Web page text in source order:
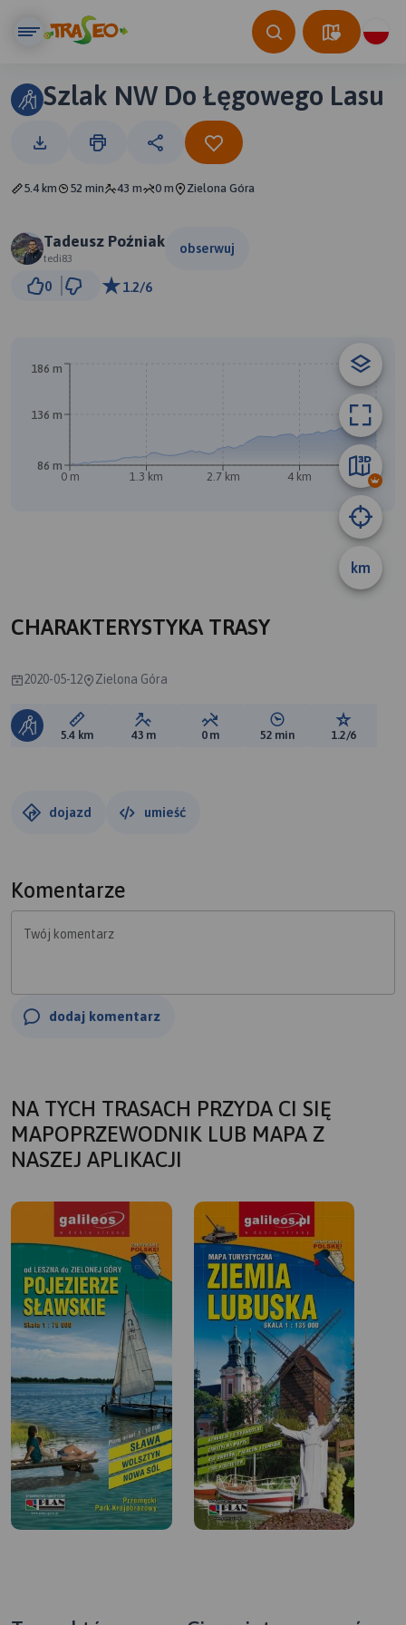
Szlak NW Do Łęgowego Lasu
5.4 km 52 min 43 m 0 m Zielona Góra
Tadeusz Poźniak
tedi83
obserwuj
0 1.2/6
km
0 m 1.3 km 2.7 km 4 km 5.4 km
86 m
136 m
186 m
CHARAKTERYSTYKA TRASY
2020-05-12 Zielona Góra
Długość trasy:
5.4 km Suma przewyższeń:
43 m Suma spadków:
0 m Średni czas potrzebny
52 min Ocena
1.2/6
dojazd umieść
Komentarze
Twój komentarz
dodaj komentarz
NA TYCH TRASACH PRZYDA CI SIĘ
MAPOPRZEWODNIK LUB MAPA Z
NASZEJ APLIKACJI